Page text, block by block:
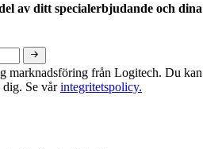
av ditt specialerbjudande och dina
marknadsföring från Logitech. Du kan
dig. Se vårintegritetspolicy.